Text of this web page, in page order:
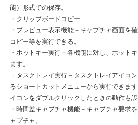
能）形式での保存。
・クリップボードコピー
・プレビュー表示機能－キャプチャ画面を
コピー等を実行できる。
・ホットキー実行－各機能に対し、ホット
ます。
・タスクトレイ実行－タスクトレイアイコ
るショートカットメニューから実行できま
イコンをダブルクリックしたときの動作も
・時間差キャプチャ機能－キャプチャ要求
ャプチャ。